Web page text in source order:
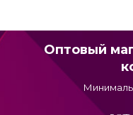
Оптовый